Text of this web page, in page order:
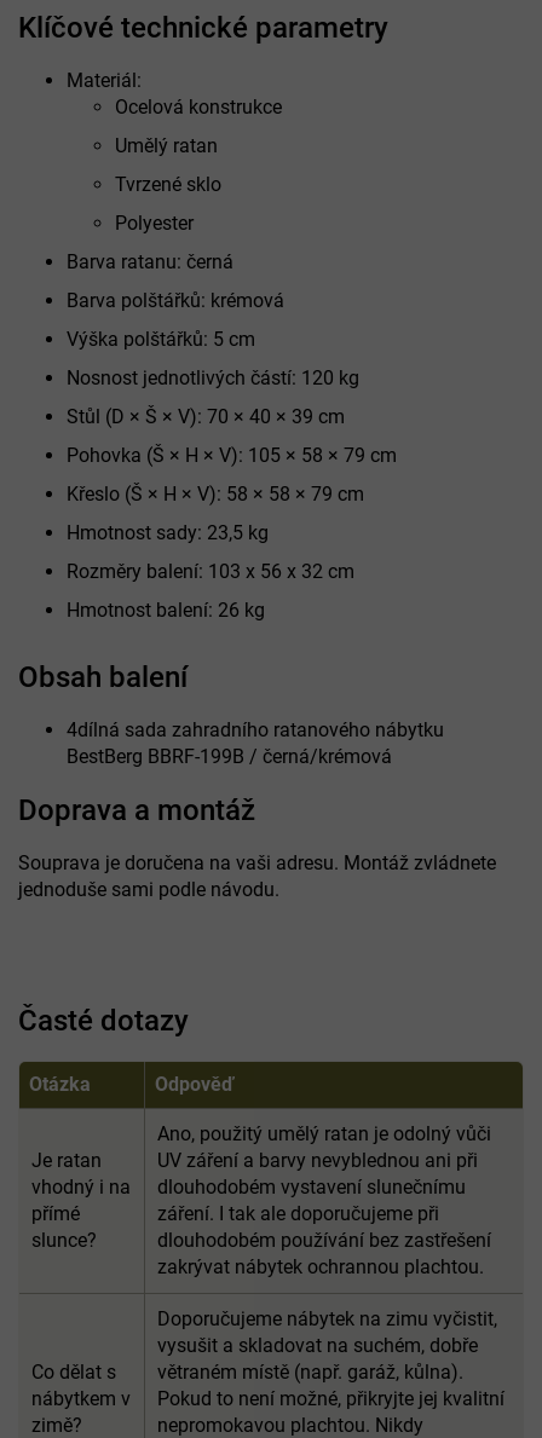
Klíčové technické parametry
Materiál:
Ocelová konstrukce
Umělý ratan
Tvrzené sklo
Polyester
Barva ratanu: černá
Barva polštářků: krémová
Výška polštářků: 5 cm
Nosnost jednotlivých částí: 120 kg
Stůl (D × Š × V): 70 × 40 × 39 cm
Pohovka (Š × H × V): 105 × 58 × 79 cm
Křeslo (Š × H × V): 58 × 58 × 79 cm
Hmotnost sady: 23,5 kg
Rozměry balení: 103 x 56 x 32 cm
Hmotnost balení: 26 kg
Obsah balení
4dílná sada zahradního ratanového nábytku
BestBerg BBRF-199B / černá/krémová
Doprava a montáž
Souprava je doručena na vaši adresu. Montáž zvládnete
jednoduše sami podle návodu.
Časté dotazy
Otázka Odpověď
Je ratan
vhodný i na
přímé
slunce?
Ano, použitý umělý ratan je odolný vůči
UV záření a barvy nevyblednou ani při
dlouhodobém vystavení slunečnímu
záření. I tak ale doporučujeme při
dlouhodobém používání bez zastřešení
zakrývat nábytek ochrannou plachtou.
Co dělat s
nábytkem v
zimě?
Doporučujeme nábytek na zimu vyčistit,
vysušit a skladovat na suchém, dobře
větraném místě (např. garáž, kůlna).
Pokud to není možné, přikryjte jej kvalitní
nepromokavou plachtou. Nikdy